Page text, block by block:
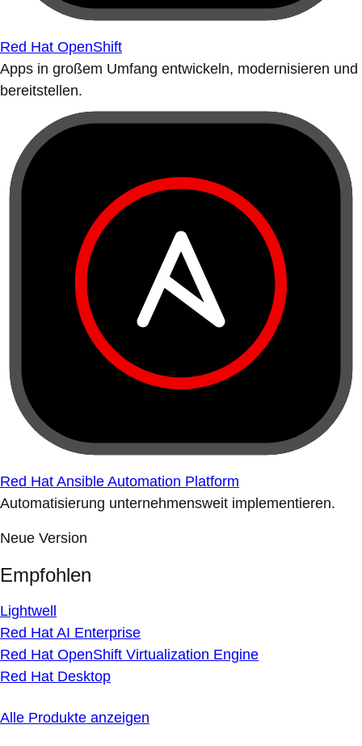
Red Hat OpenShift
Apps in großem Umfang entwickeln, modernisieren und
bereitstellen.
Red Hat Ansible Automation Platform
Automatisierung unternehmensweit implementieren.
Neue Version
Empfohlen
Lightwell
Red Hat AI Enterprise
Red Hat OpenShift Virtualization Engine
Red Hat Desktop
Alle Produkte anzeigen